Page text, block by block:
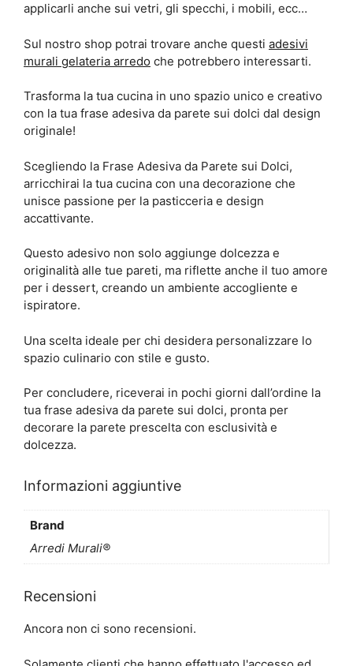
applicarli anche sui vetri, gli specchi, i mobili, ecc…
Sul nostro shop potrai trovare anche questi adesivi
murali gelateria arredo che potrebbero interessarti.
Trasforma la tua cucina in uno spazio unico e creativo
con la tua frase adesiva da parete sui dolci dal design
originale!
Scegliendo la Frase Adesiva da Parete sui Dolci,
arricchirai la tua cucina con una decorazione che
unisce passione per la pasticceria e design
accattivante.
Questo adesivo non solo aggiunge dolcezza e
originalità alle tue pareti, ma riflette anche il tuo amore
per i dessert, creando un ambiente accogliente e
ispiratore.
Una scelta ideale per chi desidera personalizzare lo
spazio culinario con stile e gusto.
Per concludere, riceverai in pochi giorni dall’ordine la
tua frase adesiva da parete sui dolci, pronta per
decorare la parete prescelta con esclusività e
dolcezza.
Informazioni aggiuntive
Brand
Arredi Murali®
Recensioni
Ancora non ci sono recensioni.